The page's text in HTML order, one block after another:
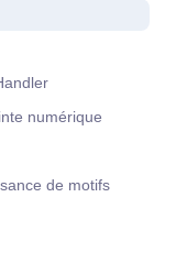
numérique
de motifs